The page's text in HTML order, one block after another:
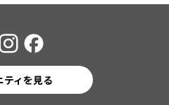
ティを見る